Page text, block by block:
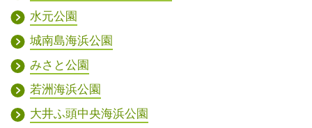
水元公園
城南島海浜公園
みさと公園
若洲海浜公園
大井ふ頭中央海浜公園